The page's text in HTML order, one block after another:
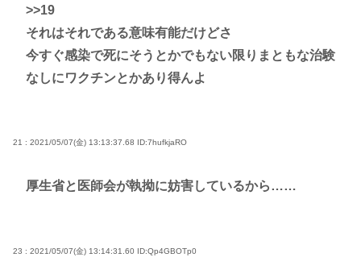
>>19
それはそれである意味有能だけどさ
今すぐ感染で死にそうとかでもない限りまともな治験
なしにワクチンとかあり得んよ
21 : 2021/05/07(金) 13:13:37.68 ID:7hufkjaRO
厚生省と医師会が執拗に妨害しているから……
23 : 2021/05/07(金) 13:14:31.60 ID:Qp4GBOTp0